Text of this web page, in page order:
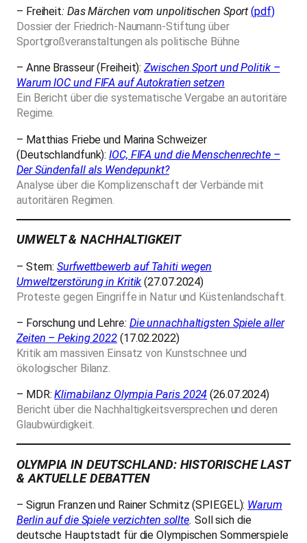
– Freiheit: Das Märchen vom unpolitischen Sport (pdf)
Dossier der Friedrich-Naumann-Stiftung über
Sportgroßveranstaltungen als politische Bühne
– Anne Brasseur (Freiheit):Zwischen Sport und Politik –
Warum IOC und FIFA auf Autokratien setzen
Ein Bericht über die systematische Vergabe an autoritäre
Regime.
– Matthias Friebe und Marina Schweizer
(Deutschlandfunk):IOC, FIFA und die Menschenrechte –
Der Sündenfall als Wendepunkt?
Analyse über die Komplizenschaft der Verbände mit
autoritären Regimen.
UMWELT & NACHHALTIGKEIT
– Stern:Surfwettbewerb auf Tahiti wegen
Umweltzerstörung in Kritik (27.07.2024)
Proteste gegen Eingriffe in Natur und Küstenlandschaft.
– Forschung und Lehre: Die unnachhaltigsten Spiele aller
Zeiten – Peking 2022 (17.02.2022)
Kritik am massiven Einsatz von Kunstschnee und
ökologischer Bilanz.
– MDR:Klimabilanz Olympia Paris 2024 (26.07.2024)
Bericht über die Nachhaltigkeitsversprechen und deren
Glaubwürdigkeit.
OLYMPIA IN DEUTSCHLAND: HISTORISCHE LAST
& AKTUELLE DEBATTEN
– Sigrun Franzen und Rainer Schmitz (SPIEGEL): Warum
Berlin auf die Spiele verzichten sollte. Soll sich die
deutsche Hauptstadt für die Olympischen Sommerspiele